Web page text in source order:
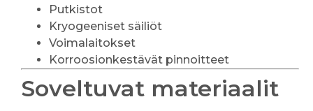
Putkistot
Kryogeeniset säiliöt
Voimalaitokset
Korroosionkestävät pinnoitteet
Soveltuvat materiaalit